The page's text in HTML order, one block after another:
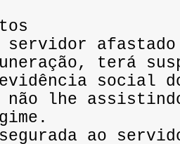
terá
social
lhe
ao